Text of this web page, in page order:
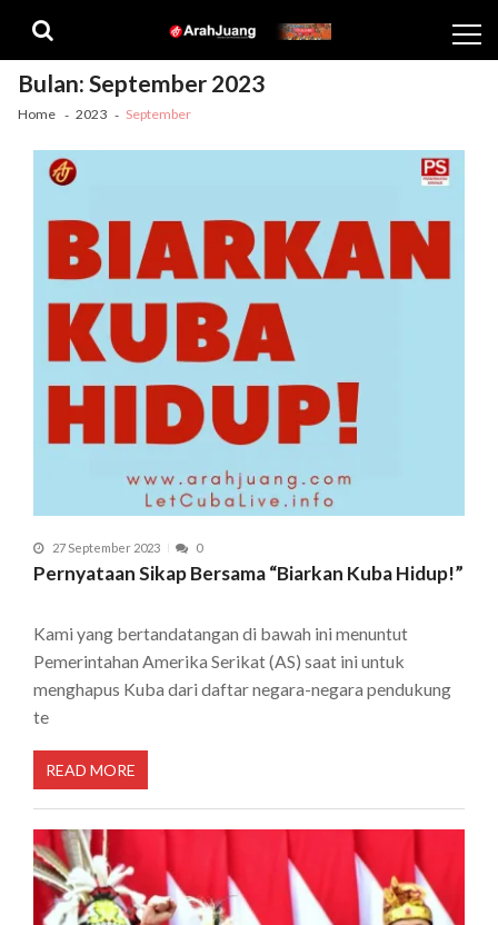
navigation
content
Bulan:September 2023
Home 2023 September
27 September 2023 0
Pernyataan Sikap Bersama “Biarkan Kuba Hidup!”
Kami yang bertandatangan di bawah ini menuntut
Pemerintahan Amerika Serikat (AS) saat ini untuk
menghapus Kuba dari daftar negara-negara pendukung
te
READ MORE